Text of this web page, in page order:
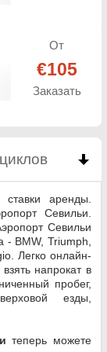
От
€105
Заказать
click to
аренды.
Севильи.
Севильи
- BMW, Triumph,
Легко онлайн-
напрокат в
пробег,
езды,
теперь можете